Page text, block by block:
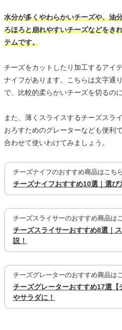
水分が多くやわらかいチーズや、油
ろほろと崩れやすいチーズなどをき
テムです。
チーズをカットしたり加工するアイ
ナイフがあります。こちらは文字通
で、比較的柔らかいチーズを切るの
また、薄くスライスするチーズスラ
おろすためのグレーターなども便利
合わせて使いわけてみましょう。
チーズナイフのおすすめ商品はこち
チーズナイフおすすめ10選｜選び
チーズスライサーのおすすめ商品は
チーズスライサーおすすめ8選｜
説！
チーズグレーターのおすすめ商品は
チーズグレーターおすすめ17選【
やサラダに！